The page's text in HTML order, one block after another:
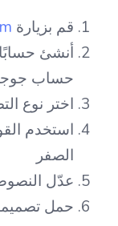
قم بزيارة
أنشئ حسابًا
حساب
اختر نوع
استخدم
الصفر
عدّل
حمل